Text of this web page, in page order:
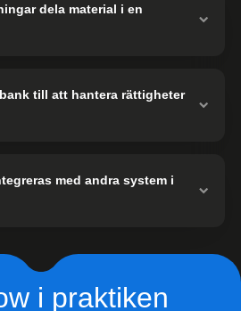
dela material i en
till att hantera rättigheter
med andra system i
i praktiken